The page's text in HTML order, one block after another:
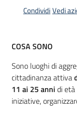
CondividiVedi
COSA SONO
Sono luoghi di
cittadinanza attiva
11 ai 25 anni di età
iniziative,